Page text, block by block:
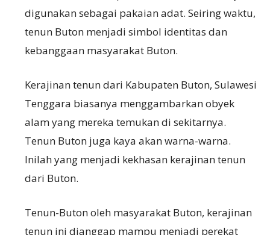
digunakan sebagai pakaian adat. Seiring waktu,
tenun Buton menjadi simbol identitas dan
kebanggaan masyarakat Buton.
Kerajinan tenun dari Kabupaten Buton, Sulawesi
Tenggara biasanya menggambarkan obyek
alam yang mereka temukan di sekitarnya.
Tenun Buton juga kaya akan warna-warna.
Inilah yang menjadi kekhasan kerajinan tenun
dari Buton.
Tenun-Buton oleh masyarakat Buton, kerajinan
tenun ini dianggap mampu menjadi perekat